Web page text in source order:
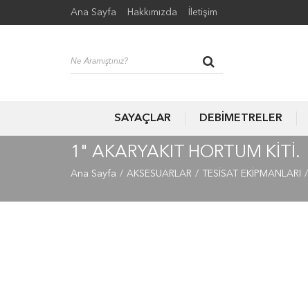
Ana Sayfa Hakkımızda İletişim
SAYAÇLAR DEBİMETRELER
1" AKARYAKIT HORTUM KITI.
Ana Sayfa AKSESUARLAR TESİSAT EKİPMANLARI